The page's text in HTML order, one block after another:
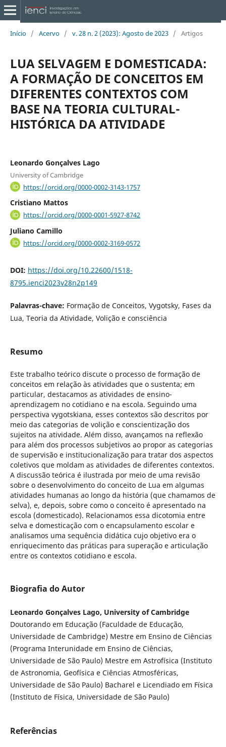
Início / Acervo / v. 28 n. 2 (2023): Agosto de 2023 / Artigos
LUA SELVAGEM E DOMESTICADA:
A FORMAÇÃO DE CONCEITOS EM
DIFERENTES CONTEXTOS COM
BASE NA TEORIA CULTURAL-
HISTÓRICA DA ATIVIDADE
Leonardo Gonçalves Lago
University of Cambridge
https://orcid.org/0000-0002-3143-1757
Cristiano Mattos
https://orcid.org/0000-0001-5927-8742
Juliano Camillo
https://orcid.org/0000-0002-3169-0572
DOI: https://doi.org/10.22600/1518-
8795.ienci2023v28n2p149
Palavras-chave: Formação de Conceitos, Vygotsky, Fases da
Lua, Teoria da Atividade, Volição e consciência
Resumo
Este trabalho teórico discute o processo de formação de
conceitos em relação às atividades que o sustenta; em
particular, destacamos as atividades de ensino-
aprendizagem no cotidiano e na escola. Seguindo uma
perspectiva vygotskiana, esses contextos são descritos por
meio das categorias de volição e conscientização dos
sujeitos na atividade. Além disso, avançamos na reflexão
para além dos processos subjetivos ao propor as categorias
de supervisão e institucionalização para tratar dos aspectos
coletivos que moldam as atividades de diferentes contextos.
A discussão teórica é ilustrada por meio de uma revisão
sobre o desenvolvimento do conceito de Lua em algumas
atividades humanas ao longo da história (que chamamos de
selva), e, depois, sobre como o conceito é apresentado na
escola (domesticado). Relacionamos essa dicotomia entre
selva e domesticação com o encapsulamento escolar e
analisamos uma sequência didática cujo objetivo era o
enriquecimento das práticas para superação e articulação
entre os contextos cotidiano e escola.
Biografia do Autor
Leonardo Gonçalves Lago, University of Cambridge
Doutorando em Educação (Faculdade de Educação,
Universidade de Cambridge) Mestre em Ensino de Ciências
(Programa Interunidade em Ensino de Ciências,
Universidade de São Paulo) Mestre em Astrofísica (Instituto
de Astronomia, Geofísica e Ciências Atmosféricas,
Universidade de São Paulo) Bacharel e Licendiado em Física
(Instituto de Física, Universidade de São Paulo)
Referências